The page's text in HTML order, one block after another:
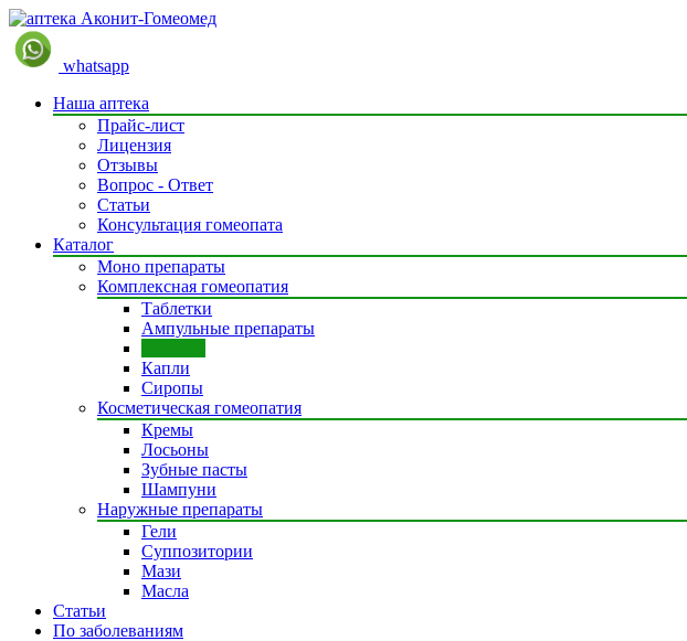
whatsapp
Наша аптека
Прайс-лист
Лицензия
Отзывы
Вопрос - Ответ
Статьи
Консультация гомеопата
Каталог
Моно препараты
Комплексная гомеопатия
Таблетки
Ампульные препараты
Капли
Сиропы
Косметическая гомеопатия
Кремы
Лосьоны
Зубные пасты
Шампуни
Наружные препараты
Гели
Суппозитории
Мази
Масла
Статьи
По заболеваниям